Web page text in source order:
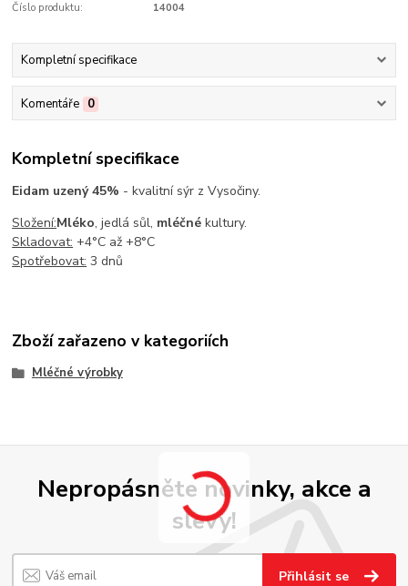
Číslo produktu: 14004
Kompletní specifikace
Komentáře 0
Kompletní specifikace
Eidam uzený 45% - kvalitní sýr z Vysočiny.
Složení:Mléko, jedlá sůl, mléčné kultury.
Skladovat: +4°C až +8°C
Spotřebovat: 3 dnů
Zboží zařazeno v kategoriích
Mléčné výrobky
Nepropásněte novinky, akce a
slevy!
Přihlásit se